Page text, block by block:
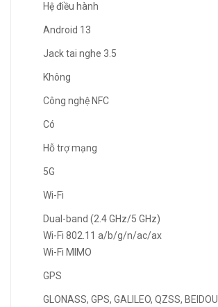
Hệ điều hành
Android 13
Jack tai nghe 3.5
Không
Công nghệ NFC
Có
Hỗ trợ mạng
5G
Wi-Fi
Dual-band (2.4 GHz/5 GHz)
Wi-Fi 802.11 a/b/g/n/ac/ax
Wi-Fi MIMO
GPS
GLONASS, GPS, GALILEO, QZSS, BEIDOU